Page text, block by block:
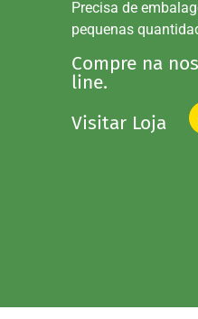
Precisa de
pequenas
Compre na
line.
Visitar Loja